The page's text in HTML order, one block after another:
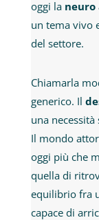
oggi la
un tema vivo
del settore.
Chiamarla
generico. Il
una
Il mondo
oggi più che
quella di
equilibrio fra
capace di